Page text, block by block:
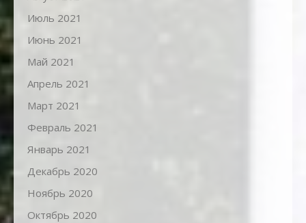
Июль 2021
Июнь 2021
Май 2021
Апрель 2021
Март 2021
Февраль 2021
Январь 2021
Декабрь 2020
Ноябрь 2020
Октябрь 2020